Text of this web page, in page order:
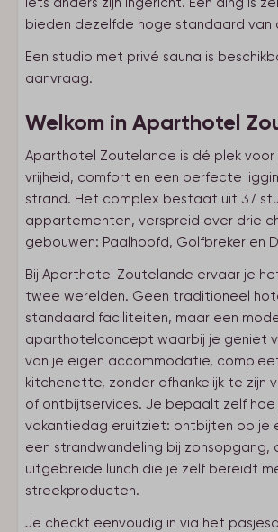
bieden dezelfde hoge standaard van
Een studio met privé sauna is
aanvraag.
Welkom in Aparthotel
Aparthotel Zoutelande is dé plek voor
vrijheid, comfort en een perfecte
strand. Het complex bestaat uit 37
appartementen, verspreid over drie
gebouwen: Paalhoofd, Golfbreker en
Bij Aparthotel Zoutelande ervaar je
twee werelden. Geen traditioneel
standaard faciliteiten, maar een
aparthotelconcept waarbij je geniet
van je eigen accommodatie,
kitchenette, zonder afhankelijk te zijn
of ontbijtservices. Je bepaalt zelf hoe
vakantiedag eruitziet: ontbijten op je
een strandwandeling bij zonsopgang,
uitgebreide lunch die je zelf bereidt
streekproducten.
Je checkt eenvoudig in via het